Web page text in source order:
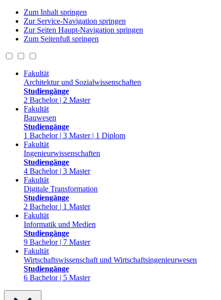
Zum Inhalt springen
Zur Service-Navigation springen
Zur Seiten Haupt-Navigation springen
Zum Seitenfuß springen
Fakultät
Architektur und Sozialwissenschaften
Studiengänge
2 Bachelor | 2 Master
Fakultät
Bauwesen
Studiengänge
1 Bachelor | 3 Master | 1 Diplom
Fakultät
Ingenieurwissenschaften
Studiengänge
4 Bachelor | 3 Master
Fakultät
Digitale Transformation
Studiengänge
2 Bachelor | 1 Master
Fakultät
Informatik und Medien
Studiengänge
9 Bachelor | 7 Master
Fakultät
Wirtschaftswissenschaft und Wirtschaftsingenieurwesen
Studiengänge
6 Bachelor | 5 Master